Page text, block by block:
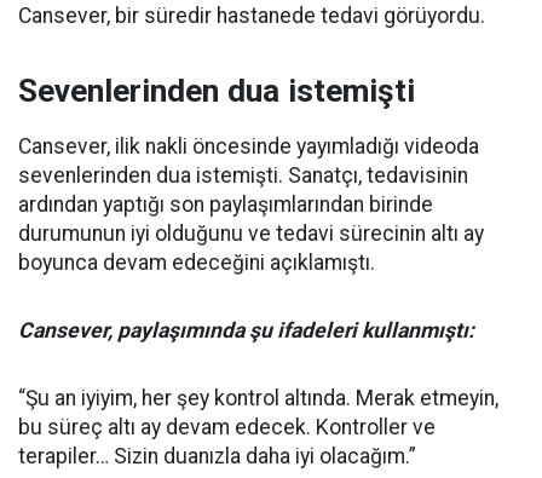
Cansever, bir süredir hastanede tedavi görüyordu.
Sevenlerinden dua istemişti
Cansever, ilik nakli öncesinde yayımladığı videoda
sevenlerinden dua istemişti. Sanatçı, tedavisinin
ardından yaptığı son paylaşımlarından birinde
durumunun iyi olduğunu ve tedavi sürecinin altı ay
boyunca devam edeceğini açıklamıştı.
Cansever, paylaşımında şu ifadeleri kullanmıştı:
“Şu an iyiyim, her şey kontrol altında. Merak etmeyin,
bu süreç altı ay devam edecek. Kontroller ve
terapiler… Sizin duanızla daha iyi olacağım.”